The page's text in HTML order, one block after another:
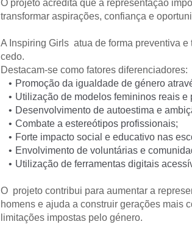
O projeto acredita que a representação
transformar aspirações, confiança e
A Inspiring Girls  atua de forma preventiva
cedo.
Destacam-se como fatores diferenciadores:
Promoção da igualdade de género
Utilização de modelos femininos reais e
Desenvolvimento de autoestima e
Combate a estereótipos profissionais;
Forte impacto social e educativo nas
Envolvimento de voluntárias e
Utilização de ferramentas digitais
O  projeto contribui para aumentar a
homens e ajuda a construir gerações mais
limitações impostas pelo género.